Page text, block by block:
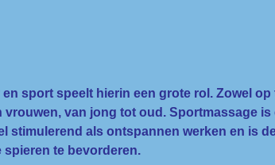
sport speelt hierin een grote rol. Zowel
vrouwen, van jong tot oud. Sportmassage
stimulerend als ontspannen werken en is
te bevorderen.